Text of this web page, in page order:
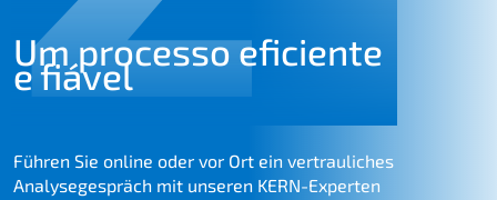
Um proces­so efici­en­te
e fiável
Führen Sie online oder vor Ort ein vertrau­li­ches
Analy­se­ge­spräch mit unseren KERN-Exper­ten